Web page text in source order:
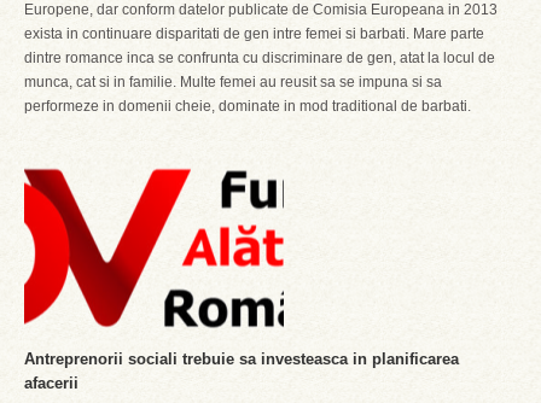
Europene, dar conform datelor publicate de Comisia Europeana in 2013
exista in continuare disparitati de gen intre femei si barbati. Mare parte
dintre romance inca se confrunta cu discriminare de gen, atat la locul de
munca, cat si in familie. Multe femei au reusit sa se impuna si sa
performeze in domenii cheie, dominate in mod traditional de barbati.
Antreprenorii sociali trebuie sa investeasca in planificarea
afacerii